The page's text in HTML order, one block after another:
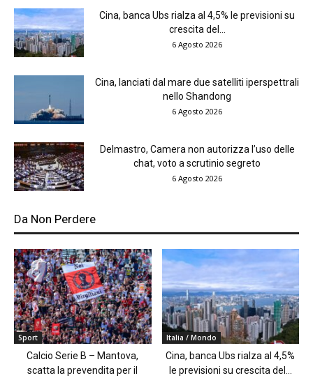
Cina, banca Ubs rialza al 4,5% le previsioni su
crescita del...
6 Agosto 2026
Cina, lanciati dal mare due satelliti iperspettrali
nello Shandong
6 Agosto 2026
Delmastro, Camera non autorizza l’uso delle
chat, voto a scrutinio segreto
6 Agosto 2026
Da Non Perdere
Sport
Calcio Serie B – Mantova,
scatta la prevendita per il
Italia / Mondo
Cina, banca Ubs rialza al 4,5%
le previsioni su crescita del...